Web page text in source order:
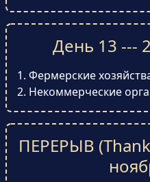
День 13 ---
Фермерские
Некоммерческие
ПЕРЕРЫВ